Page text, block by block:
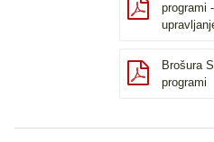
programi
Brošura
programi